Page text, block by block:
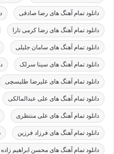
دانلود تمام آهنگ های رضا صادقی
دانلود تمام آهنگ های رضا کرمی تارا
دانلود تمام آهنگ های سامان جلیلی
دانلود تمام آهنگ های سینا سرلک
دانلود تمام آهنگ های علیرضا طلیسچی
دانلود تمام آهنگ های علی عبدالمالکی
دانلود تمام آهنگ های علی منتظری
دانلود تمام آهنگ های فرزاد فرزین
دانلود تمام آهنگ های محسن ابراهیم زاده